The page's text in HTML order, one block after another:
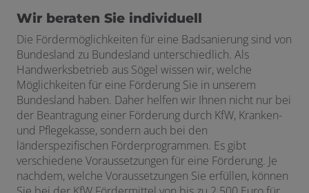
Wir beraten Sie individuell
Die Fördermöglichkeiten für eine Badsanierung sind von
Bundesland zu Bundesland unterschiedlich. Als
Handwerksbetrieb aus Sögel wissen wir, welche
Möglichkeiten für eine Förderung Sie in unserem
Bundesland haben. Daher helfen wir Ihnen nicht nur bei
der Beantragung einer Förderung durch KfW, Kranken-
und Pflegekasse, sondern auch bei den
länderspezifischen Förderprogrammen. Es gibt
verschiedene Voraussetzungen für eine Förderung. Je
nachdem, welche Voraussetzungen Sie erfüllen, können
und schließen